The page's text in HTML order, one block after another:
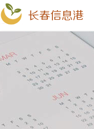
长春信息港